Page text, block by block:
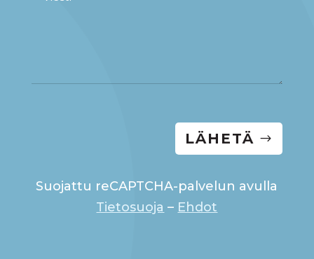
LÄHETÄ
Suojattu reCAPTCHA-palvelun avulla
Tietosuoja – Ehdot